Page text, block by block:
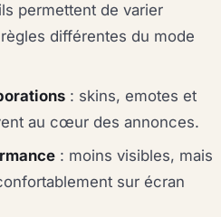
permettent de varier
différentes du mode
: skins, emotes et
au cœur des annonces.
: moins visibles, mais
sur écran